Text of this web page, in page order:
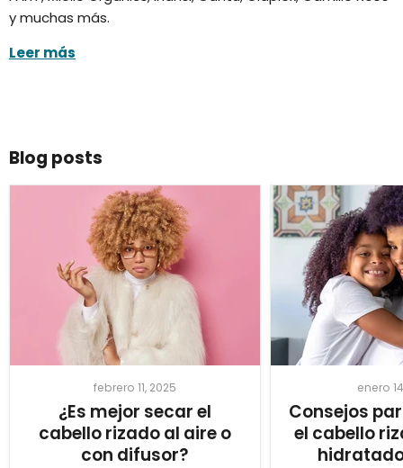
y muchas más.
Leer más
Blog posts
febrero 11, 2025
¿Es mejor secar el
cabello rizado al aire o
con difusor?
enero
Consejos
el cabello